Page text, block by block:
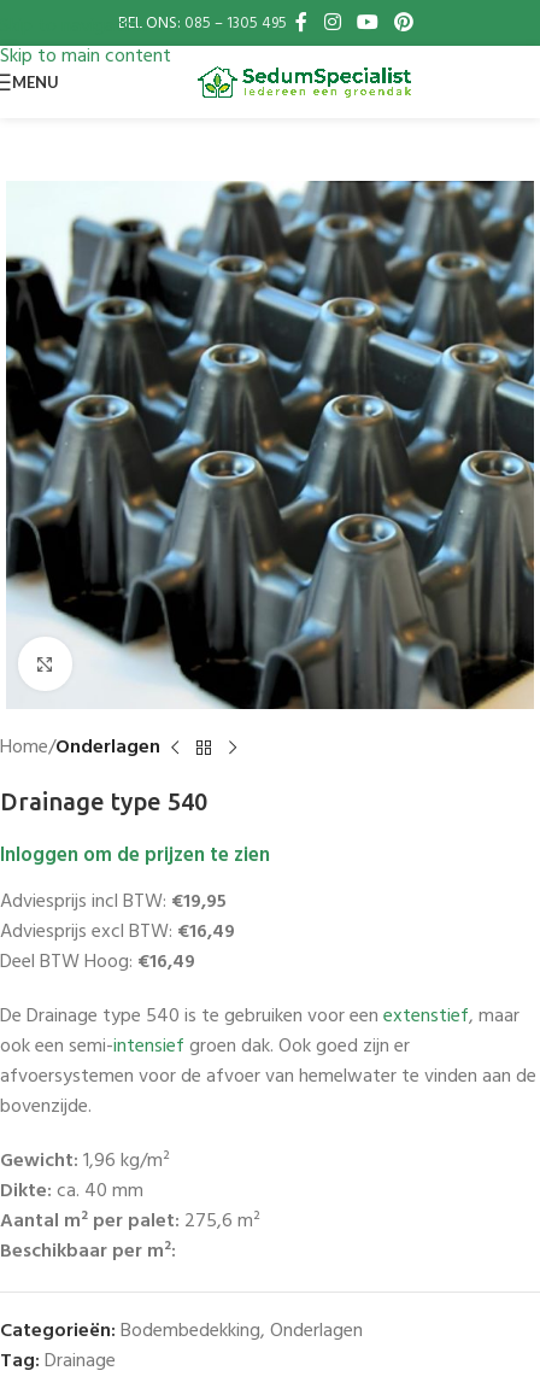
Skip to navigation
Skip to main content
BEL ONS: 085 – 1305 495
MENU
Vergroten
Home Onderlagen
Drainage type 540
Inloggen om de prijzen te zien
Adviesprijs incl BTW: €19,95
Adviesprijs excl BTW: €16,49
Deel BTW Hoog: €16,49
De Drainage type 540 is te gebruiken voor eenextenstief, maar
ook een semi-intensiefgroen dak. Ook goed zijn er
afvoersystemen voor de afvoer van hemelwater te vinden aan de
bovenzijde.
Gewicht:1,96 kg/m²
Dikte:ca. 40 mm
Aantal m² per palet: 275,6 m²
Beschikbaar per m²:
Categorieën:Bodembedekking,Onderlagen
Tag:Drainage